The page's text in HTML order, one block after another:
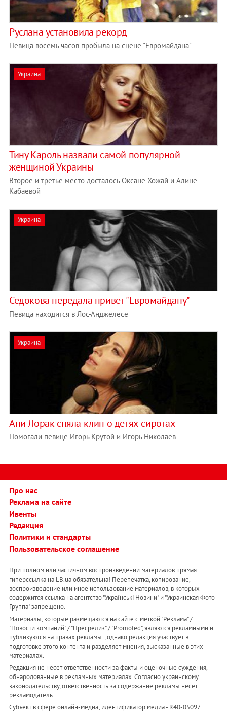
Руслана установила рекорд
Певица восемь часов пробыла на сцене "Евромайдана"
Украина
Тину Кароль назвали самой популярной
женщиной Украины
Второе и третье место досталось Оксане Хожай и Алине
Кабаевой
Украина
Седокова передала привет "Евромайдану"
Певица находится в Лос-Анджелесе
Украина
Ани Лорак сняла клип о детях-сиротах
Помогали певице Игорь Крутой и Игорь Николаев
Про нас
Реклама на сайте
Ивенты
Редакция
Политики и стандарты
Пользовательское соглашение
При полном или частичном воспроизведении материалов прямая
гиперссылка на LB.ua обязательна! Перепечатка, копирование,
воспроизведение или иное использование материалов, в которых
содержится ссылка на агентство "Українськi Новини" и "Украинская Фото
Группа" запрещено.
Материалы, которые размещаются на сайте с меткой "Реклама" /
"Новости компаний" / "Пресрелиз" / "Promoted", являются рекламными и
публикуются на правах рекламы. , однако редакция участвует в
подготовке этого контента и разделяет мнения, высказанные в этих
материалах.
Редакция не несет ответственности за факты и оценочные суждения,
обнародованные в рекламных материалах. Согласно украинскому
законодательству, ответственность за содержание рекламы несет
рекламодатель.
Субъект в сфере онлайн-медиа; идентификатор медиа - R40-05097